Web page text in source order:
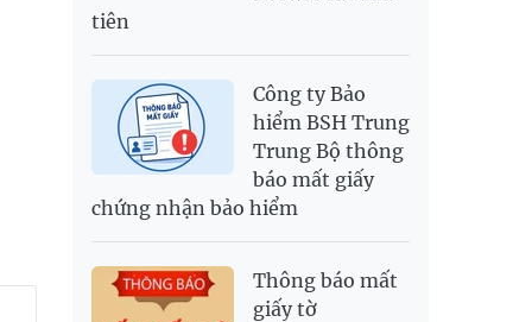
tiên
Công ty Bảo
hiểm BSH Trung
Trung Bộ thông
báo mất giấy
chứng nhận bảo hiểm
Thông báo mất
giấy tờ